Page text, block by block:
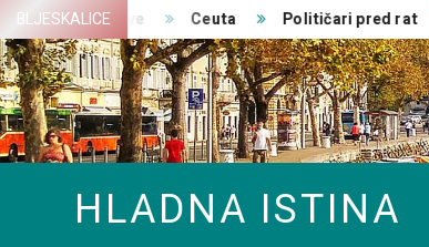
Skip
to
content
BLJESKALICE
izjave Ceuta Političari pred rat
HLADNA ISTINA